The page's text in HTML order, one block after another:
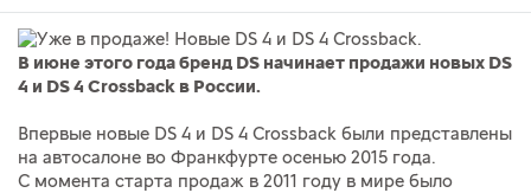
В июне этого года бренд DS начинает продажи новых DS
4 и DS 4 Сrossback в России.
Впервые новые DS 4 и DS 4 Crossback были представлены
на автосалоне во Франкфурте осенью 2015 года.
C момента старта продаж в 2011 году в мире было